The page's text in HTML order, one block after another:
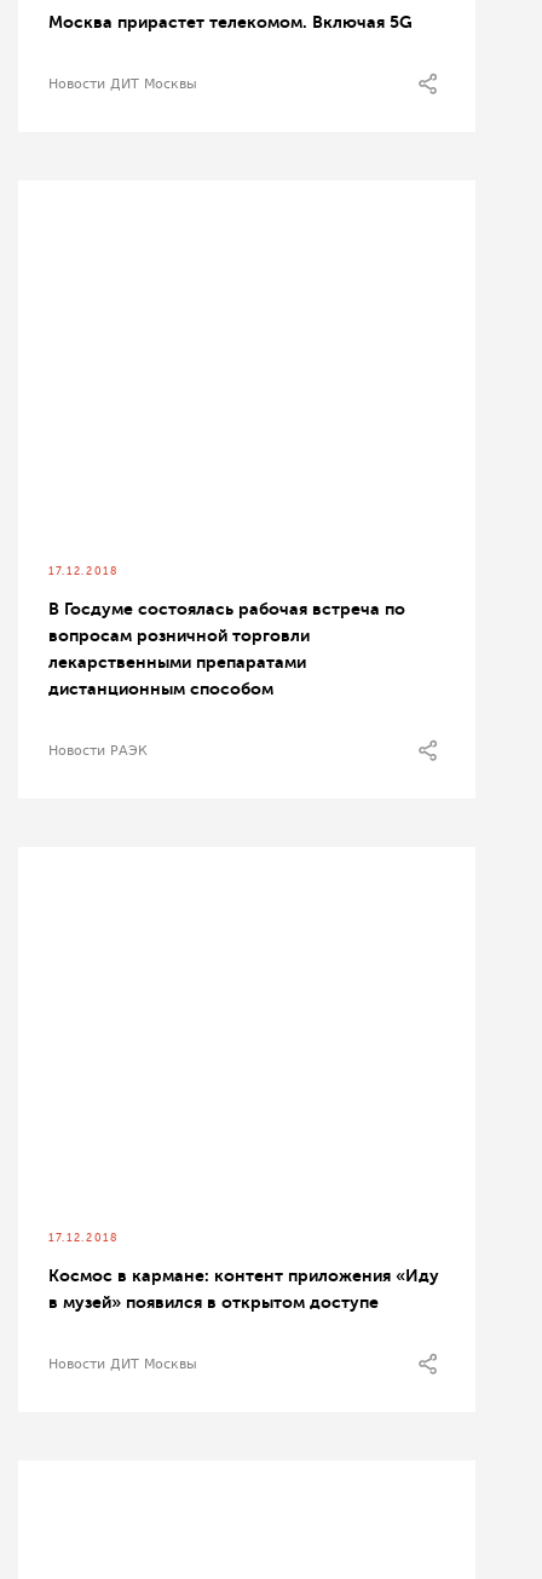
Москва прирастет телекомом. Включая 5G
Новости ДИТ Москвы
17.12.2018
В Госдуме состоялась рабочая встреча по
вопросам розничной торговли
лекарственными препаратами
дистанционным способом
Новости РАЭК
17.12.2018
Космос в кармане: контент приложения «Иду
в музей» появился в открытом доступе
Новости ДИТ Москвы